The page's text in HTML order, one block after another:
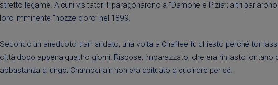
stretto legame. Alcuni visitatori li paragonarono a “Damone e Pizia”; altri
loro imminente “nozze d’oro” nel 1899.
Secondo un aneddoto tramandato, una volta a Chaffee fu chiesto perché
città dopo appena quattro giorni. Rispose, imbarazzato, che era rimasto lontano
abbastanza a lungo; Chamberlain non era abituato a cucinare per sé.